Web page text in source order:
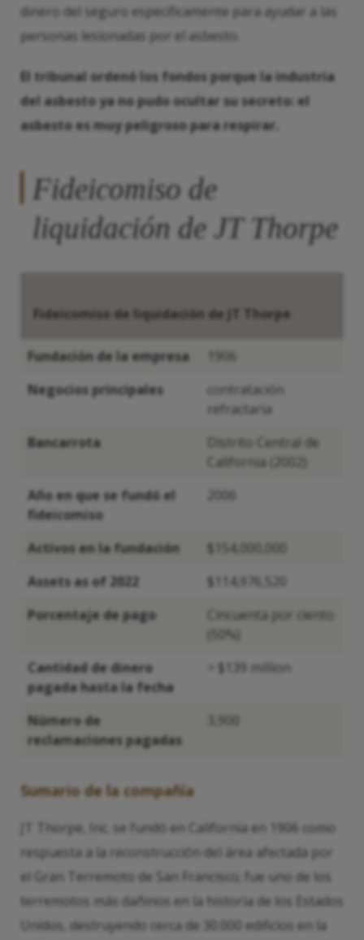
dinero del seguro específicamente para ayudar a las
personas lesionadas por el asbesto.
El tribunal ordenó los fondos porque la industria
del asbesto ya no pudo ocultar su secreto: el
asbesto es muy peligroso para respirar.
Fideicomiso de
liquidación de JT Thorpe
Fideicomiso de liquidación de JT Thorpe
Fundación de la empresa
1906
Negocios principales
contratación
refractaria
Bancarrota
Distrito Central de
California (2002)
Año en que se fundó el
fideicomiso
2006
Activos en la fundación
$154,000,000
Assets as of 2022
$114,976,520
Porcentaje de pago
Cincuenta por ciento
(50%)
Cantidad de dinero
pagada hasta la fecha
> $139 million
Número de
reclamaciones pagadas
3,900
Sumario de la compañía
JT Thorpe, Inc. se fundó en California en 1906 como
respuesta a la reconstrucción del área afectada por
el Gran Terremoto de San Francisco; fue uno de los
terremotos más dañinos en la historia de los Estados
Unidos, destruyendo cerca de 30.000 edificios en la